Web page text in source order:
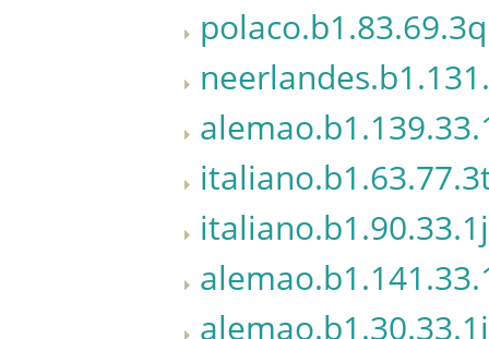
polaco.b1.83.69.3q
italiano.b1.90.33.1j
alemao.b1.30.33.1j